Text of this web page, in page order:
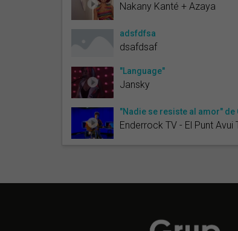
Nakany Kanté + Azaya
adsfdfsa
dsafdsaf
"Language"
Jansky
"Nadie se resiste al amor" de
Enderrock TV - El Punt Avui